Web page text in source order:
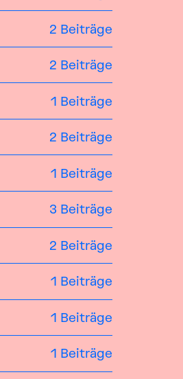
2 Beiträge
2 Beiträge
1 Beiträge
2 Beiträge
1 Beiträge
3 Beiträge
2 Beiträge
1 Beiträge
1 Beiträge
1 Beiträge